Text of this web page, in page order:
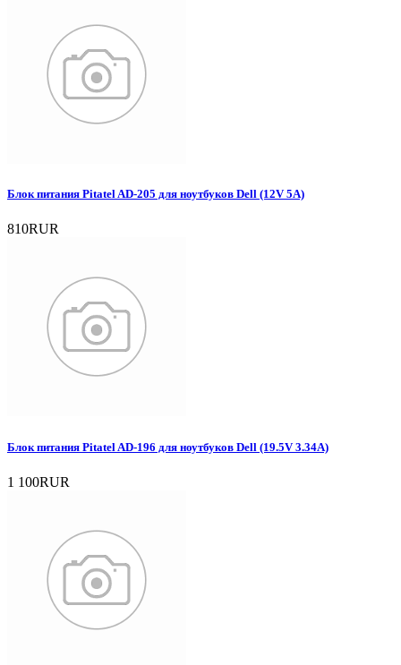
Блок питания Pitatel AD-205 для ноутбуков Dell (12V 5A)
810RUR
Блок питания Pitatel AD-196 для ноутбуков Dell (19.5V 3.34A)
1 100RUR